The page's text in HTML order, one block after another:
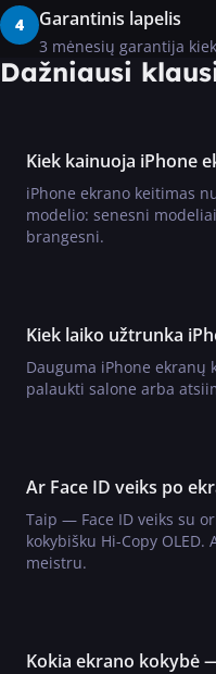
4 Garantinis lapelis
3 mėnesių garantija
Dažniausi
Kiek kainuoja iPhone
iPhone ekrano keitimas
modelio: senesni
brangesni.
Kiek laiko užtrunka
Dauguma iPhone ekranų
palaukti salone arba
Ar Face ID veiks po
Taip — Face ID veiks su
kokybišku Hi-Copy
meistru.
Kokia ekrano kokybė